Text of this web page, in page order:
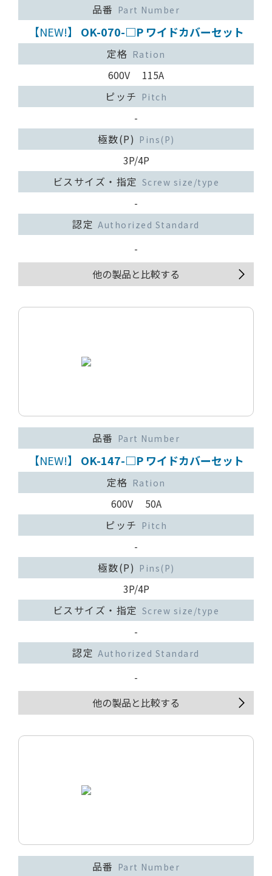
品番 Part Number
【NEW!】 OK-070-□P ワイドカバーセット
定格 Ration
600V 115A
ピッチ Pitch
-
極数(P) Pins(P)
3P/4P
ビスサイズ・指定 Screw size/type
-
認定 Authorized Standard
-
他の製品と比較する
品番 Part Number
【NEW!】 OK-147-□P ワイドカバーセット
定格 Ration
600V 50A
ピッチ Pitch
-
極数(P) Pins(P)
3P/4P
ビスサイズ・指定 Screw size/type
-
認定 Authorized Standard
-
他の製品と比較する
品番 Part Number